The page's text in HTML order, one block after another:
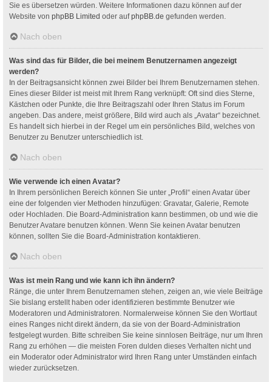
Sie es übersetzen würden. Weitere Informationen dazu können auf der
Website von phpBB Limited oder aufphpBB.de gefunden werden.
Nach oben
Was sind das für Bilder, die bei meinem Benutzernamen angezeigt
werden?
In der Beitragsansicht können zwei Bilder bei Ihrem Benutzernamen stehen.
Eines dieser Bilder ist meist mit Ihrem Rang verknüpft: Oft sind dies Sterne,
Kästchen oder Punkte, die Ihre Beitragszahl oder Ihren Status im Forum
angeben. Das andere, meist größere, Bild wird auch als „Avatar“ bezeichnet.
Es handelt sich hierbei in der Regel um ein persönliches Bild, welches von
Benutzer zu Benutzer unterschiedlich ist.
Nach oben
Wie verwende ich einen Avatar?
In Ihrem persönlichen Bereich können Sie unter „Profil“ einen Avatar über
eine der folgenden vier Methoden hinzufügen: Gravatar, Galerie, Remote
oder Hochladen. Die Board-Administration kann bestimmen, ob und wie die
Benutzer Avatare benutzen können. Wenn Sie keinen Avatar benutzen
können, sollten Sie die Board-Administration kontaktieren.
Nach oben
Was ist mein Rang und wie kann ich ihn ändern?
Ränge, die unter Ihrem Benutzernamen stehen, zeigen an, wie viele Beiträge
Sie bislang erstellt haben oder identifizieren bestimmte Benutzer wie
Moderatoren und Administratoren. Normalerweise können Sie den Wortlaut
eines Ranges nicht direkt ändern, da sie von der Board-Administration
festgelegt wurden. Bitte schreiben Sie keine sinnlosen Beiträge, nur um Ihren
Rang zu erhöhen — die meisten Foren dulden dieses Verhalten nicht und
ein Moderator oder Administrator wird Ihren Rang unter Umständen einfach
wieder zurücksetzen.